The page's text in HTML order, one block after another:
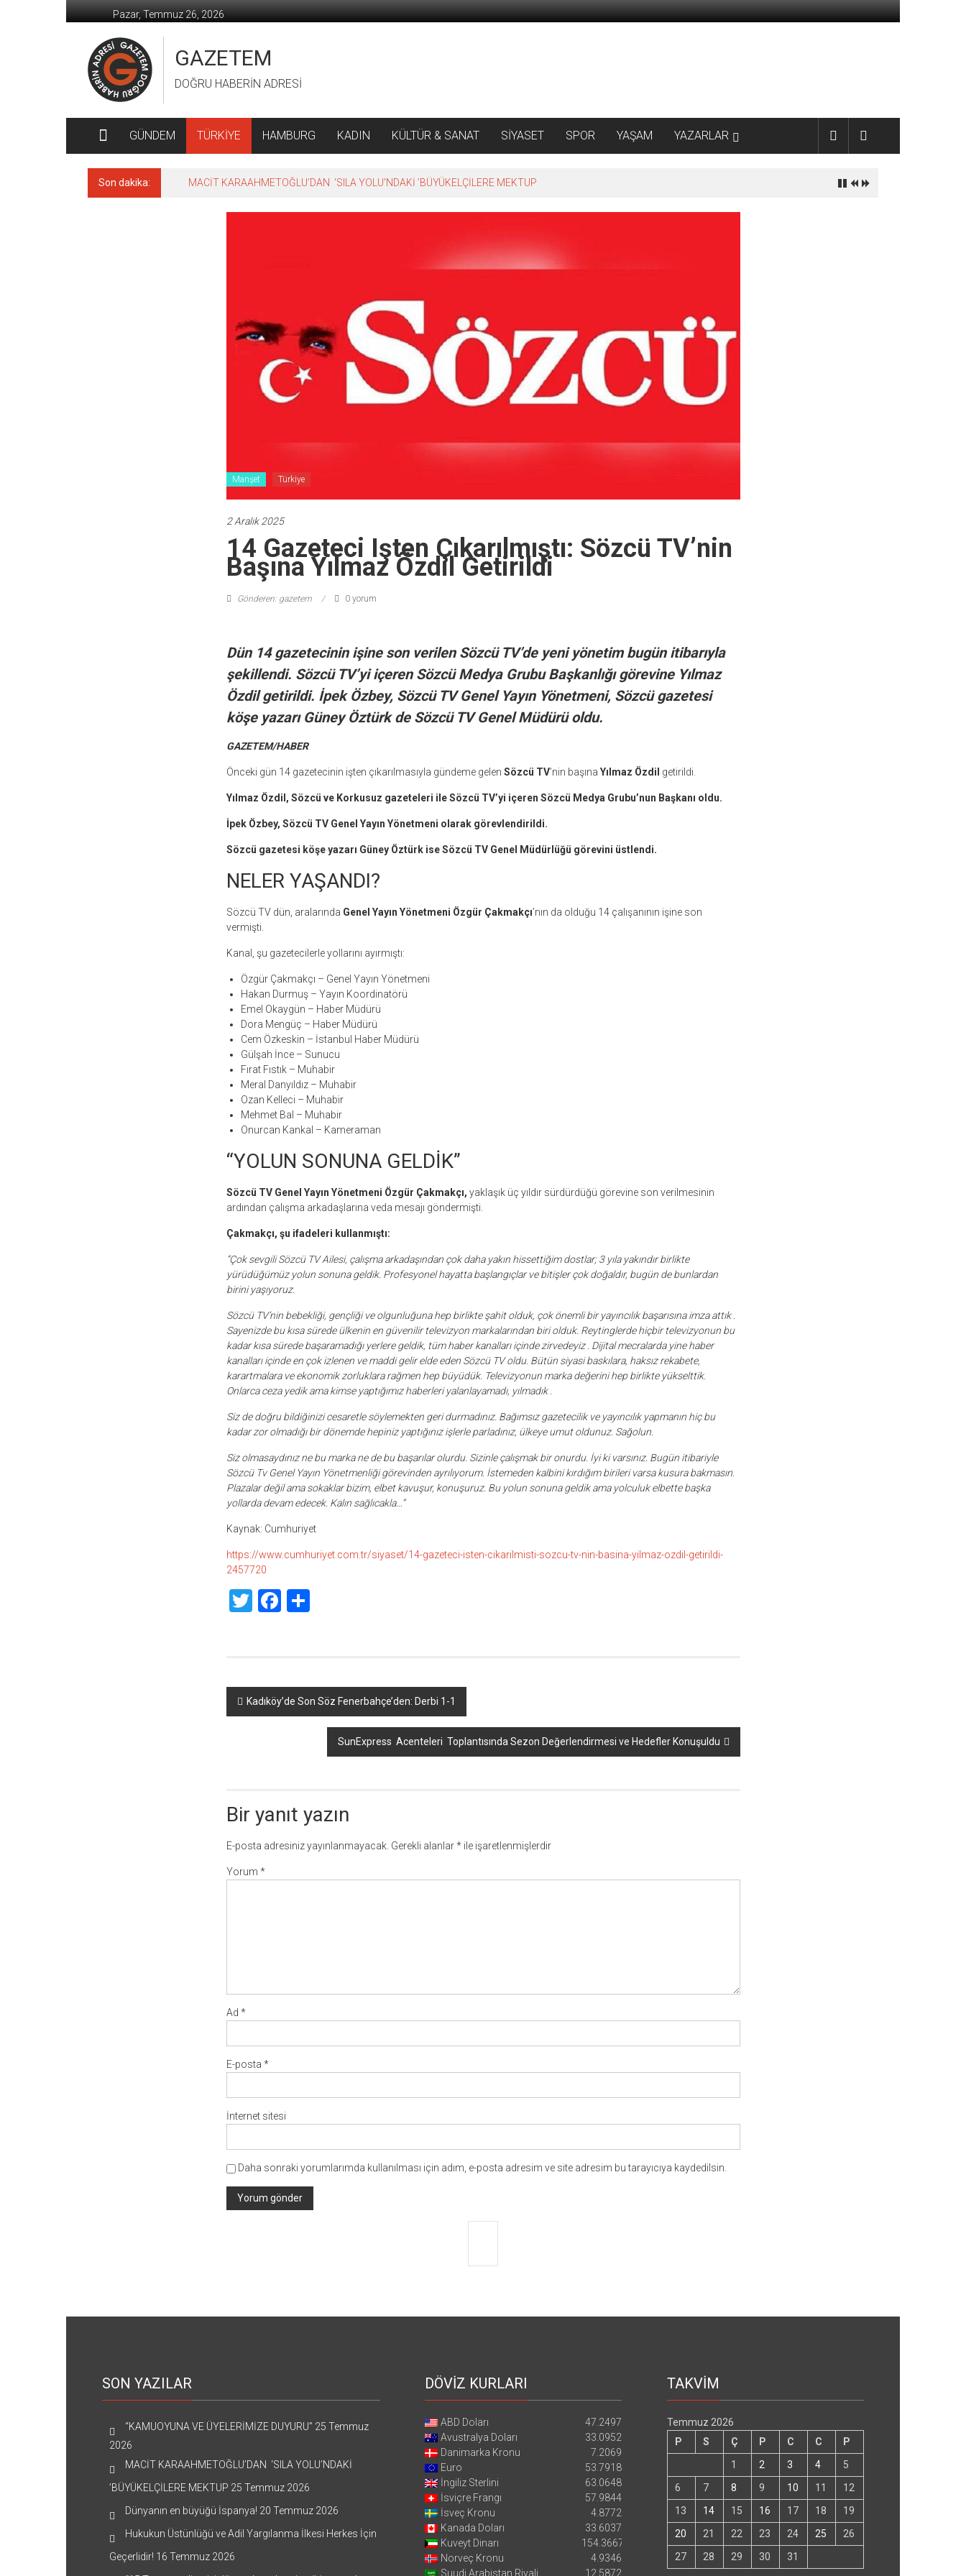
geç
Pazar, Temmuz 26, 2026
GAZETEM
DOĞRU HABERİN ADRESİ
GÜNDEM TÜRKİYE HAMBURG KADIN KÜLTÜR & SANAT SİYASET SPOR YAŞAM YAZARLAR
Son dakika: MACİT KARAAHMETOĞLU’DAN ‘SILA YOLU’NDAKİ ’BÜYÜKELÇİLERE MEKTUP
Manşet Türkiye
2 Aralık 2025
14 Gazeteci Işten Çıkarılmıştı: Sözcü TV’nin
Başına Yılmaz Özdil Getirildi
Gönderen: gazetem 0 yorum
Dün 14 gazetecinin işine son verilen Sözcü TV’de yeni yönetim bugün itibarıyla
şekillendi. Sözcü TV’yi içeren Sözcü Medya Grubu Başkanlığı görevine Yılmaz
Özdil getirildi. İpek Özbey, Sözcü TV Genel Yayın Yönetmeni, Sözcü gazetesi
köşe yazarı Güney Öztürk de Sözcü TV Genel Müdürü oldu.
GAZETEM/HABER
Önceki gün 14 gazetecinin işten çıkarılmasıyla gündeme gelen Sözcü TV’nin başına Yılmaz Özdil getirildi.
Yılmaz Özdil, Sözcü ve Korkusuz gazeteleri ile Sözcü TV’yi içeren Sözcü Medya Grubu’nun Başkanı oldu.
İpek Özbey, Sözcü TV Genel Yayın Yönetmeni olarak görevlendirildi.
Sözcü gazetesi köşe yazarı Güney Öztürk ise Sözcü TV Genel Müdürlüğü görevini üstlendi.
NELER YAŞANDI?
Sözcü TV dün, aralarında Genel Yayın Yönetmeni Özgür Çakmakçı’nın da olduğu 14 çalışanının işine son
vermişti.
Kanal, şu gazetecilerle yollarını ayırmıştı:
Özgür Çakmakçı – Genel Yayın Yönetmeni
Hakan Durmuş – Yayın Koordinatörü
Emel Okaygün – Haber Müdürü
Dora Mengüç – Haber Müdürü
Cem Özkeskin – İstanbul Haber Müdürü
Gülşah İnce – Sunucu
Fırat Fıstık – Muhabir
Meral Danyıldız – Muhabir
Ozan Kelleci – Muhabir
Mehmet Bal – Muhabir
Onurcan Kankal – Kameraman
“YOLUN SONUNA GELDİK”
Sözcü TV Genel Yayın Yönetmeni Özgür Çakmakçı, yaklaşık üç yıldır sürdürdüğü görevine son verilmesinin
ardından çalışma arkadaşlarına veda mesajı göndermişti.
Çakmakçı, şu ifadeleri kullanmıştı:
“Çok sevgili Sözcü TV Ailesi, çalışma arkadaşından çok daha yakın hissettiğim dostlar; 3 yıla yakındır birlikte
yürüdüğümüz yolun sonuna geldik. Profesyonel hayatta başlangıçlar ve bitişler çok doğaldır, bugün de bunlardan
birini yaşıyoruz.
Sözcü TV’nin bebekliği, gençliği ve olgunluğuna hep birlikte şahit olduk, çok önemli bir yayıncılık başarısına imza attık .
Sayenizde bu kısa sürede ülkenin en güvenilir televizyon markalarından biri olduk. Reytinglerde hiçbir televizyonun bu
kadar kısa sürede başaramadığı yerlere geldik, tüm haber kanalları içinde zirvedeyiz . Dijital mecralarda yine haber
kanalları içinde en çok izlenen ve maddi gelir elde eden Sözcü TV oldu. Bütün siyasi baskılara, haksız rekabete,
karartmalara ve ekonomik zorluklara rağmen hep büyüdük. Televizyonun marka değerini hep birlikte yükselttik.
Onlarca ceza yedik ama kimse yaptığımız haberleri yalanlayamadı, yılmadık .
Siz de doğru bildiğinizi cesaretle söylemekten geri durmadınız. Bağımsız gazetecilik ve yayıncılık yapmanın hiç bu
kadar zor olmadığı bir dönemde hepiniz yaptığınız işlerle parladınız, ülkeye umut oldunuz. Sağolun.
Siz olmasaydınız ne bu marka ne de bu başarılar olurdu. Sizinle çalışmak bir onurdu. İyi ki varsınız. Bugün itibariyle
Sözcü Tv Genel Yayın Yönetmenliği görevinden ayrılıyorum. İstemeden kalbini kırdığım birileri varsa kusura bakmasın.
Plazalar değil ama sokaklar bizim, elbet kavuşur, konuşuruz. Bu yolun sonuna geldik ama yolculuk elbette başka
yollarda devam edecek. Kalın sağlıcakla…”
Kaynak: Cumhuriyet
https://www.cumhuriyet.com.tr/siyaset/14-gazeteci-isten-cikarilmisti-sozcu-tv-nin-basina-yilmaz-ozdil-getirildi-
2457720
TwitterFacebook
Share
Yazı
dolaşımı
Kadıköy’de Son Söz Fenerbahçe’den: Derbi 1-1
SunExpress Acenteleri Toplantısında Sezon Değerlendirmesi ve Hedefler Konuşuldu
Bir yanıt yazın
E-posta adresiniz yayınlanmayacak. Gerekli alanlar*ile işaretlenmişlerdir
Yorum *
Ad *
E-posta *
İnternet sitesi
Daha sonraki yorumlarımda kullanılması için adım, e-posta adresim ve site adresim bu tarayıcıya kaydedilsin.
SON YAZILAR
“KAMUOYUNA VE ÜYELERİMİZE DUYURU” 25 Temmuz
2026
MACİT KARAAHMETOĞLU’DAN ‘SILA YOLU’NDAKİ
’BÜYÜKELÇİLERE MEKTUP 25 Temmuz 2026
Dünyanın en büyüğü İspanya! 20 Temmuz 2026
Hukukun Üstünlüğü ve Adil Yargılanma İlkesi Herkes İçin
Geçerlidir! 16 Temmuz 2026
DÖVİZ KURLARI
ABD Doları
47.2497
Avustralya Doları
33.0952
Danimarka Kronu
7.2069
Euro
53.7918
İngiliz Sterlini
63.0648
İsviçre Frangı
57.9844
İsveç Kronu
4.8772
Kanada Doları
33.6037
Kuveyt Dinarı
154.3667
Norveç Kronu
4.9346
Suudi Arabistan Riyali
12.5872
TAKVİM
Temmuz 2026
P
S Ç P C C
P
1
2 3 4
5
6
7 8 9 10 11
12
13
14 15 16 17 18
19
20
21 22 23 24 25
26
27
28 29 30 31